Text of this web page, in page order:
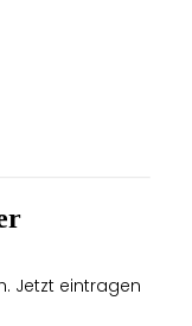
Jetzt eintragen